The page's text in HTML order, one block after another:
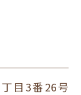
目3番26号